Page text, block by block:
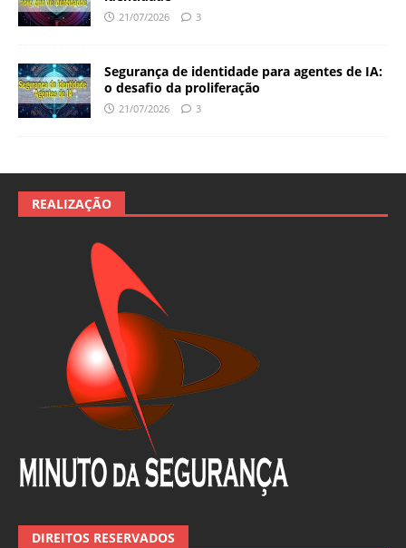
21/07/2026 3
Segurança de identidade para agentes de IA:
o desafio da proliferação
21/07/2026 3
REALIZAÇÃO
DIREITOS RESERVADOS